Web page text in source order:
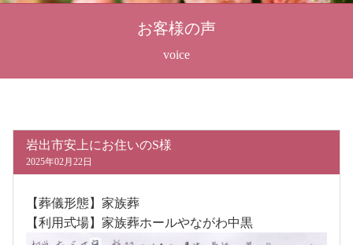
お客様の声
岩出市安上にお住いのS様
2025年02月22日
【葬儀形態】家族葬
【利用式場】家族葬ホールやながわ中黒